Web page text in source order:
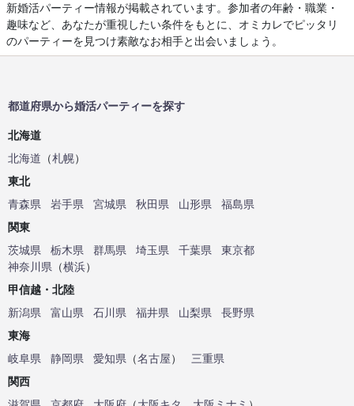
新婚活パーティー情報が掲載されています。参加者の年齢・職業・
趣味など、あなたが重視したい条件をもとに、オミカレでピッタリ
のパーティーを見つけ素敵なお相手と出会いましょう。
都道府県から婚活パーティーを探す
北海道
北海道 （札幌）
東北
青森県
岩手県 宮城県 秋田県 山形県
福島県
関東
茨城県
栃木県 群馬県 埼玉県 千葉県
東京都
神奈川県 （横浜）
甲信越・北陸
新潟県
富山県 石川県 福井県 山梨県
長野県
東海
岐阜県
静岡県 愛知県 （名古屋）
三重県
関西